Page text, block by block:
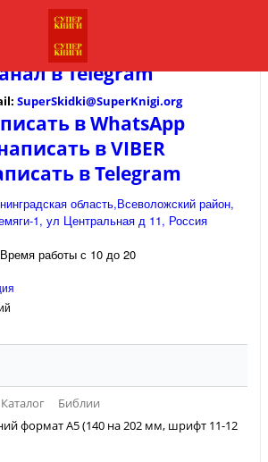
вTelegram
SuperSkidki@SuperKnigi.org
в WhatsApp
в VIBER
в Telegram
область,Всеволожский район,
1, ул Центральная д 11, Россия
Время работы с 10 до 20
Каталог
Библии
формат А5 (140 на 202 мм, шрифт 11-12